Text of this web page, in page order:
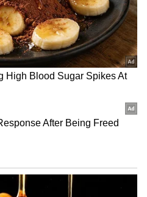
யார் இந்த
மாதா
'தக்காளி